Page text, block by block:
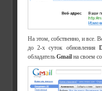
На этом, собственно, и все.
до 2-х суток обновления
обладатель Gmail на своем